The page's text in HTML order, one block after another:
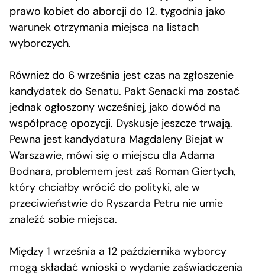
prawo kobiet do aborcji do 12. tygodnia jako
warunek otrzymania miejsca na listach
wyborczych.
Również do 6 września jest czas na zgłoszenie
kandydatek do Senatu. Pakt Senacki ma zostać
jednak ogłoszony wcześniej, jako dowód na
współpracę opozycji. Dyskusje jeszcze trwają.
Pewna jest kandydatura Magdaleny Biejat w
Warszawie, mówi się o miejscu dla Adama
Bodnara, problemem jest zaś Roman Giertych,
który chciałby wrócić do polityki, ale w
przeciwieństwie do Ryszarda Petru nie umie
znaleźć sobie miejsca.
Między 1 września a 12 października wyborcy
mogą składać wnioski o wydanie zaświadczenia